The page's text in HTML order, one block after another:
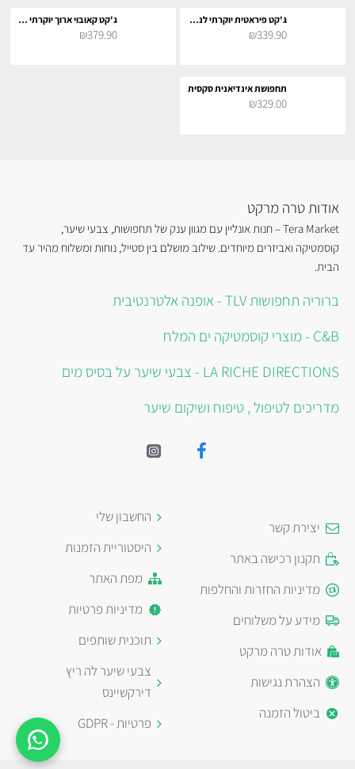
ג'קט פיראטית יוקרתי לנשים
₪339.90
ג'קט קאובוי ארוך יוקרתי לנשים
₪379.90
תחפושת אינדיאנית סקסית
₪329.00
אודות טרה מרקט
Tera Market – חנות אונליין עם מגוון ענק של תחפושות, צבעי שיער,
קוסמטיקה ואביזרים מיוחדים. שילוב מושלם בין סטייל, נוחות ומשלוח מהיר עד
הבית.
ברוריה תחפושות TLV - אופנה אלטרנטיבית
C&B - מוצרי קוסמטיקה ים המלח
LA RICHE DIRECTIONS - צבעי שיער על בסיס מים
מדריכים לטיפול , טיפוח ושיקום שיער
יצירת קשר
תקנון רכישה באתר
מדיניות החזרות והחלפות
מידע על משלוחים
אודות טרה מרקט
הצהרת נגישות
ביטול הזמנה
החשבון שלי
היסטוריית הזמנות
מפת האתר
מדיניות פרטיות
תוכנית שותפים
צבעי שיער לה ריץ
דירקשיינס
פרטיות - GDPR